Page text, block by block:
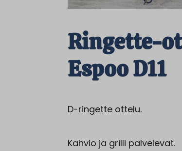
Ringette-
Espoo D11
D-ringette ottelu.
Kahvio ja grilli palvelevat.